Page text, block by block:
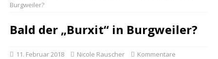
Burgweiler?
Bald der „Burxit“ in Burgweiler?
11. Februar 2018 Nicole Rauscher
Kommentare